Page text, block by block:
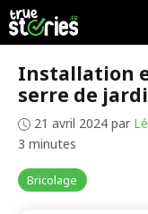
Aller
au
contenu
Bricolage
Installation
serre de
21 avril 2024 par
3 minutes